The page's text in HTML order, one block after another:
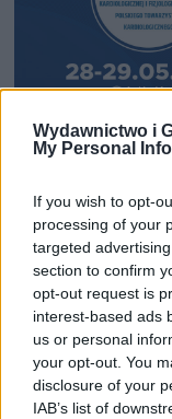
Wydawnictwo i
My Personal
If you wish to opt-
processing of your
targeted
section to confirm
opt-out request is
interest-based ads
us or personal
your opt-out. You
disclosure of your
IAB’s list of
13 KWIETNIA